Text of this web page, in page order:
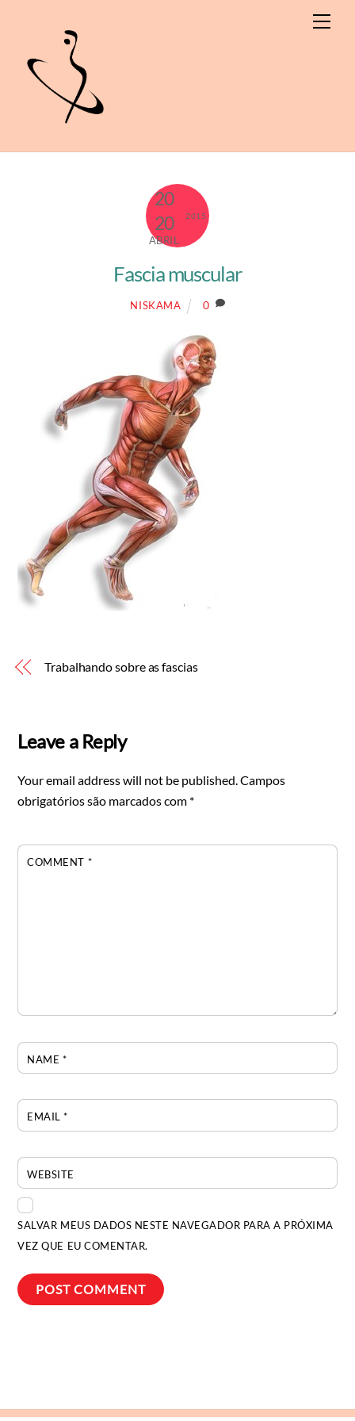
20
20
ABRIL
2015
Fascia muscular
NISKAMA 0
Trabalhando sobre as fascias
Leave a Reply
Your email address will not be published. Campos
obrigatórios são marcados com *
COMMENT *
NAME *
EMAIL*
WEBSITE
SALVAR MEUS DADOS NESTE NAVEGADOR PARA A PRÓXIMA
VEZ QUE EU COMENTAR.